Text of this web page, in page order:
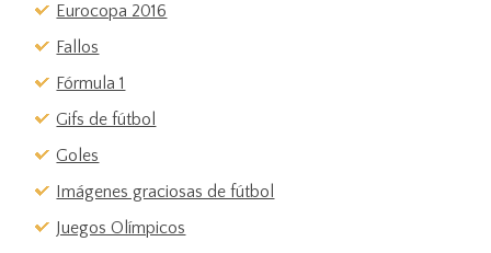
Eurocopa 2016
Fallos
Fórmula 1
Gifs de fútbol
Goles
Imágenes graciosas de fútbol
Juegos Olímpicos